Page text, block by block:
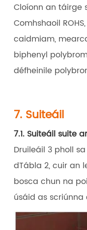
Cloíonn an táirge
Comhshaoil
caidmiam,
biphenyl
défheinile
7. Suiteáil
7.1. Suiteáil suite
Druileáil 3 pholl
dTábla 2, cuir an
bosca chun na
úsáid as